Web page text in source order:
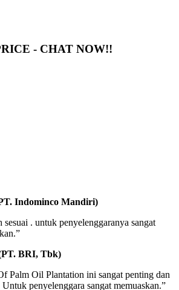
- CHAT NOW!!
Indominco Mandiri)
sesuai . untuk penyelenggaranya sangat
BRI, Tbk)
Palm Oil Plantation ini sangat penting dan
penyelenggara sangat memuaskan.”